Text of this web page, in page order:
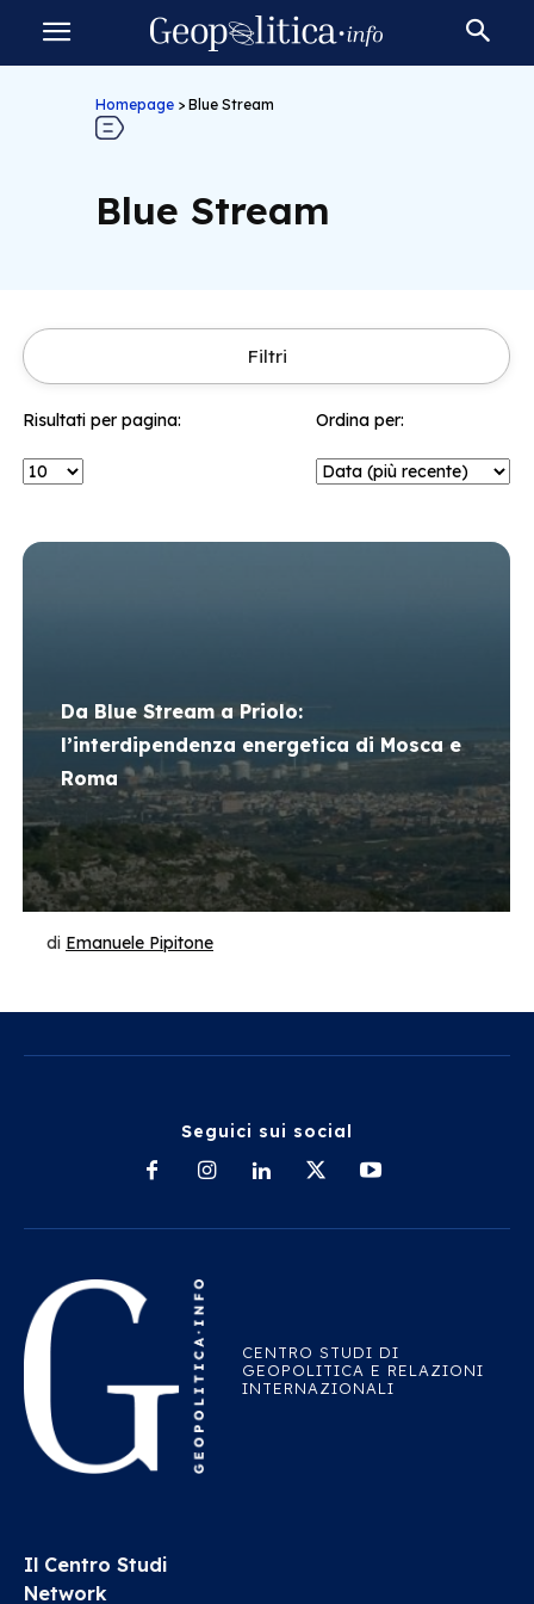
Homepage > Blue Stream
Blue Stream
Filtri
Risultati per pagina: Ordina per:
Da Blue Stream a Priolo:
l’interdipendenza energetica di Mosca e
Roma
di Emanuele Pipitone
Seguici sui social
CENTRO STUDI DI
GEOPOLITICA E RELAZIONI
INTERNAZIONALI
Il Centro Studi
Network